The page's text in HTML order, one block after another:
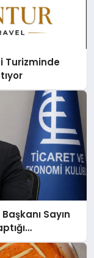
Turizminde
Sayın